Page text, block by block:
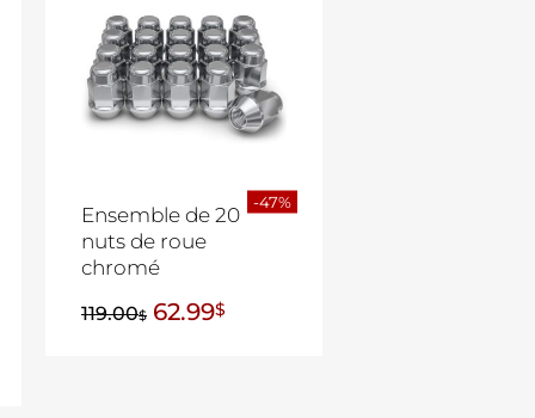
Ensemble de 20
nuts de roue
chromé
119.00$ 62.99$
-47%